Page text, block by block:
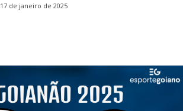
17 de janeiro de 2025